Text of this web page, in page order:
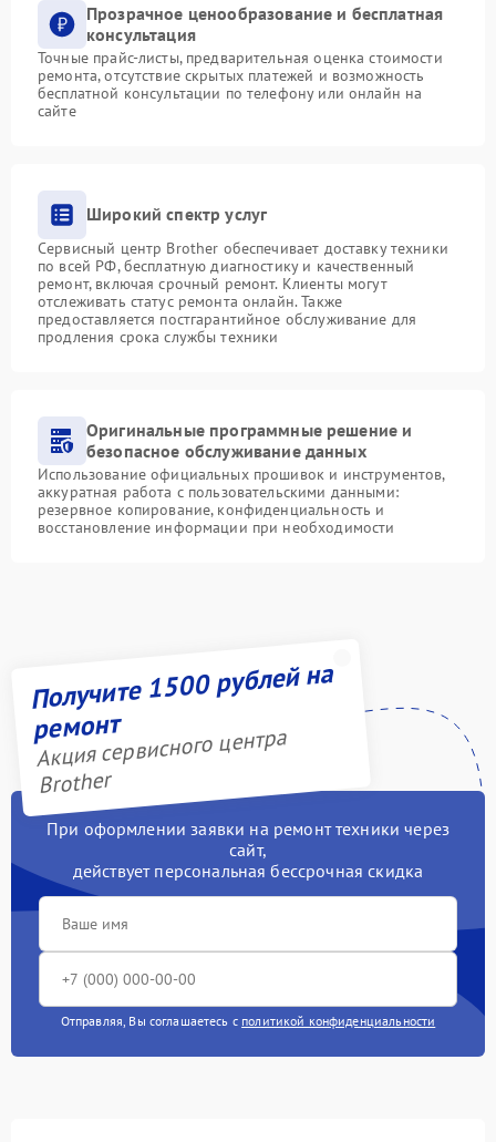
Прозрачное ценообразование и бесплатная
консультация
Точные прайс-листы, предварительная оценка стоимости
ремонта, отсутствие скрытых платежей и возможность
бесплатной консультации по телефону или онлайн на
сайте
Широкий спектр услуг
Сервисный центр Brother обеспечивает доставку техники
по всей РФ, бесплатную диагностику и качественный
ремонт, включая срочный ремонт. Клиенты могут
отслеживать статус ремонта онлайн. Также
предоставляется постгарантийное обслуживание для
продления срока службы техники
Оригинальные программные решение и
безопасное обслуживание данных
Использование официальных прошивок и инструментов,
аккуратная работа с пользовательскими данными:
резервное копирование, конфиденциальность и
восстановление информации при необходимости
Получите 1500 рублей на
ремонт
Акция сервисного центра
Brother
При оформлении заявки на ремонт техники через
сайт,
действует персональная бессрочная скидка
Отправляя, Вы соглашаетесь с политикой конфиденциальности